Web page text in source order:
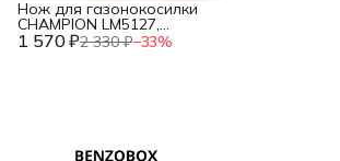
1 570 ₽2 330 ₽−33%
Нож для газонокосилки
CHAMPION LM5127,
LM5127BS / C5095